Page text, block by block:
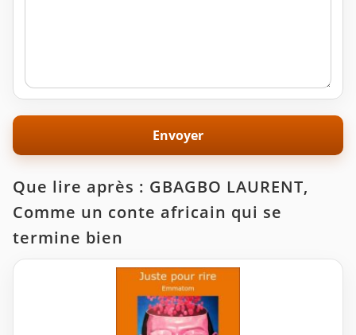
Que lire après : GBAGBO LAURENT,
Comme un conte africain qui se
termine bien